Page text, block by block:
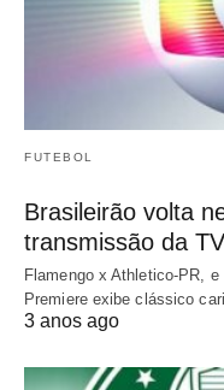
FUTEBOL
Brasileirão volta
transmissão da
Flamengo x Athletico-PR,
Premiere exibe clássico
3 anos ago